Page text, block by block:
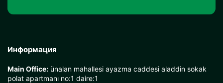
Информация
Main Office: ünalan mahallesi ayazma caddesi aladdin sokak
polat apartmanı no:1 daire:1